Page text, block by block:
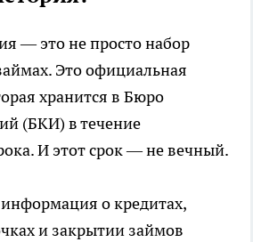
— это не просто набор
Это официальная
хранится в Бюро
(БКИ) в течение
И этот срок — не вечный.
информация о кредитах,
и закрытии займов